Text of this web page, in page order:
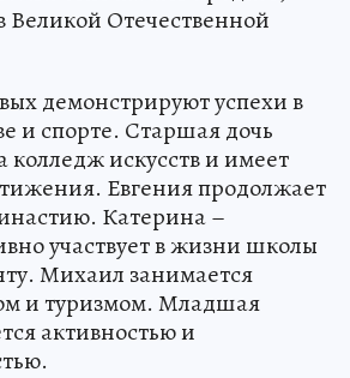
Великой Отечественной
демонстрируют успехи в
и спорте. Старшая дочь
искусств и имеет
Евгения продолжает
Катерина –
участвует в жизни школы
Михаил занимается
и туризмом. Младшая
активностью и